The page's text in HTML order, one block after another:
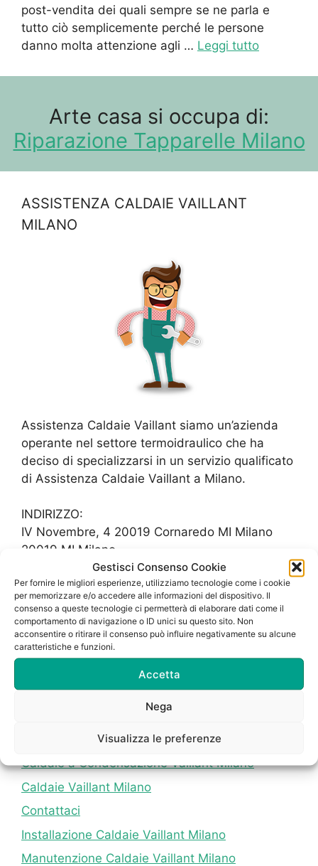
Gestisci Consenso Cookie
Per fornire le migliori esperienze, utilizziamo tecnologie come i cookie
per memorizzare e/o accedere alle informazioni del dispositivo. Il
consenso a queste tecnologie ci permetterà di elaborare dati come il
comportamento di navigazione o ID unici su questo sito. Non
acconsentire o ritirare il consenso può influire negativamente su alcune
caratteristiche e funzioni.
Accetta
Nega
Visualizza le preferenze
post-vendita dei quali sempre se ne parla e
tutto ciò semplicemente perché le persone
danno molta attenzione agli … Leggi tutto
Arte casa si occupa di:
Riparazione Tapparelle Milano
ASSISTENZA CALDAIE VAILLANT
MILANO
Assistenza Caldaie Vaillant siamo un’azienda
operante nel settore termoidraulico che ha
deciso di specializzarsi in un servizio qualificato
di Assistenza Caldaie Vaillant a Milano.
INDIRIZZO:
IV Novembre, 4 20019 Cornaredo MI Milano
20019 MI Milano
Telefono:3332555199
E-mail:bergantinostefano@gmail.com
I NOSTRI PRINCIPALI SERVIZI
Home
Assistenza Caldaie Vaillant Milano
Assistenza Vaillant Milano
Caldaie a Condensazione Vaillant Milano
Caldaie Vaillant Milano
Contattaci
Installazione Caldaie Vaillant Milano
Manutenzione Caldaie Vaillant Milano